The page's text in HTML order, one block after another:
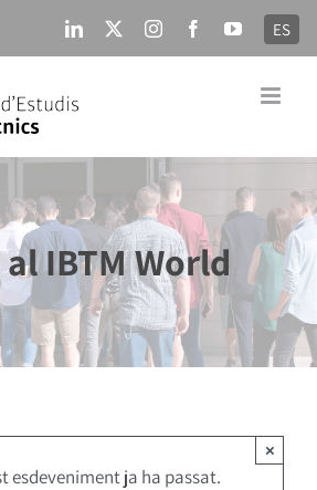
LinkedIn InstagramFacebookYouTube
ES
IBTM World
esdeveniment ja ha passat.
×